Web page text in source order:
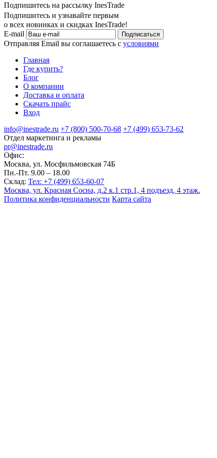
Подпишитесь на рассылку InesTrade
Подпишитесь и узнавайте первым
о всех новинках и скидках InesTrade!
E-mail
Подписаться
Отправляя Email вы соглашаетесь с условиями
Главная
Где купить?
Блог
О компании
Доставка и оплата
Скачать прайс
Вход
info@inestrade.ru +7 (800) 500-70-68 +7 (499) 653-73-62
Отдел маркетинга и рекламы
pr@inestrade.ru
Офис:
Москва, ул. Мосфильмовская 74Б
Пн.-Пт. 9.00 – 18.00
Склад: Тел: +7 (499) 653-60-07
Москва, ул. Красная Сосна, д.2 к.1 стр.1, 4 подъезд, 4 этаж.
Политика конфиденциальности Карта сайта